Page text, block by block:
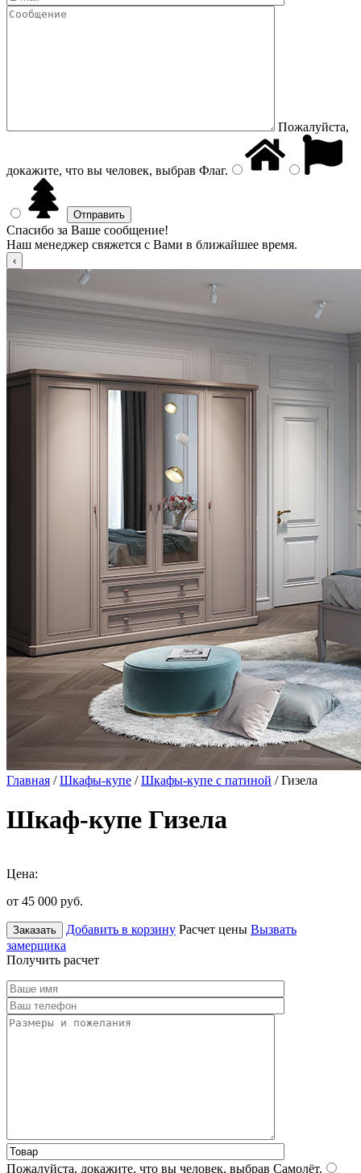
Пожалуйста,
докажите, что вы человек, выбрав Флаг.
Спасибо за Ваше сообщение!
Наш менеджер свяжется с Вами в ближайшее время.
Главная /Шкафы-купе /Шкафы-купе с патиной / Гизела
Шкаф-купе Гизела
Цена:
от 45 000 руб.
Заказать Добавить в корзину Расчет цены Вызвать
замерщика
Получить расчет
Пожалуйста, докажите, что вы человек, выбрав Самолёт.